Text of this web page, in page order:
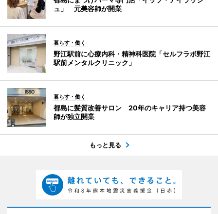
ュ」 元美容師が開業
暮らす・働く
野江駅前に心療内科・精神科医院「セルフラボ野江
駅前メンタルクリニック」
暮らす・働く
都島に髪質改善サロン 20年のキャリア持つ美容
師が独立開業
もっと見る